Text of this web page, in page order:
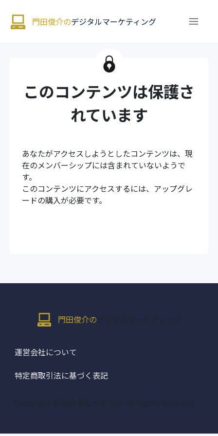
門田俊介のデジタルマーケティング
このコンテンツは保護さ
れています
あなたがアクセスしようとしたコンテンツは、現
在のメンバーシップには含まれていないようで
す。
このコンテンツにアクセスするには、アップグレ
ードの購入が必要です。
門田俊介の デジタルマーケティング
運営会社について
特定商取引法に基づく表記
Copyright © 株式会社トポロジ All Rights Reserved.